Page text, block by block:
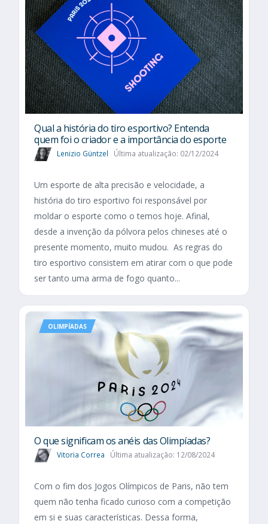
Qual a história do tiro esportivo? Entenda
quem foi o criador e a importância do esporte
Lenizio Güntzel Última atualização: 02/12/2024
Um esporte de alta precisão e velocidade, a
história do tiro esportivo foi responsável por
moldar o esporte como o temos hoje. Afinal,
desde a invenção da pólvora pelos chineses até o
presente momento, muito mudou. As regras do
tiro esportivo consistem em atirar com o que pode
ser tanto uma arma de fogo quanto...
OLIMPÍADAS
O que significam os anéis das Olimpíadas?
Vitoria Correa Última atualização: 12/08/2024
Com o fim dos Jogos Olímpicos de Paris, não tem
quem não tenha ficado curioso com a competição
em si e suas características. Dessa forma,